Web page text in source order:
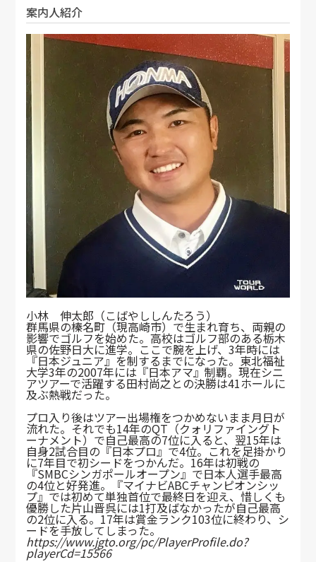
案内人紹介
小林 伸太郎（こばやししんたろう）
群馬県の榛名町（現高崎市）で生まれ育ち、両親の
影響でゴルフを始めた。高校はゴルフ部のある栃木
県の佐野日大に進学。ここで腕を上げ、3年時には
『日本ジュニア』を制するまでになった。東北福祉
大学3年の2007年には『日本アマ』制覇。現在シニ
アツアーで活躍する田村尚之との決勝は41ホールに
及ぶ熱戦だった。
プロ入り後はツアー出場権をつかめないまま月日が
流れた。それでも14年のQT（クォリファイングト
ーナメント）で自己最高の7位に入ると、翌15年は
自身2試合目の『日本プロ』で4位。これを足掛かり
に7年目で初シードをつかんだ。16年は初戦の
『SMBCシンガポールオープン』で日本人選手最高
の4位と好発進。『マイナビABCチャンピオンシッ
プ』では初めて単独首位で最終日を迎え、惜しくも
優勝した片山晋呉には1打及ばなかったが自己最高
の2位に入る。17年は賞金ランク103位に終わり、シ
ードを手放してしまった。
https://www.jgto.org/pc/PlayerProfile.do?
playerCd=15566